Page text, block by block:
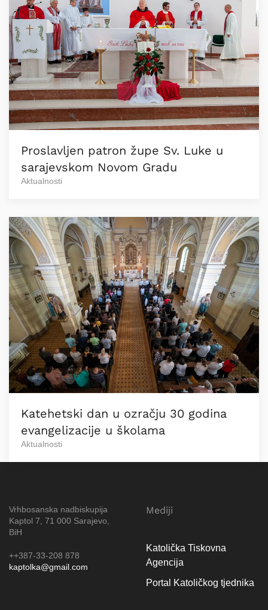
Proslavljen patron župe Sv. Luke u
sarajevskom Novom Gradu
Aktualnosti
Katehetski dan u ozračju 30 godina
evangelizacije u školama
Aktualnosti
Vrhbosanska nadbiskupija
Kaptol 7, 71 000 Sarajevo,
BiH
++387-33-208 878
kaptolka@gmail.com
Mediji
Katolička Tiskovna
Agencija
Portal Katoličkog tjednika